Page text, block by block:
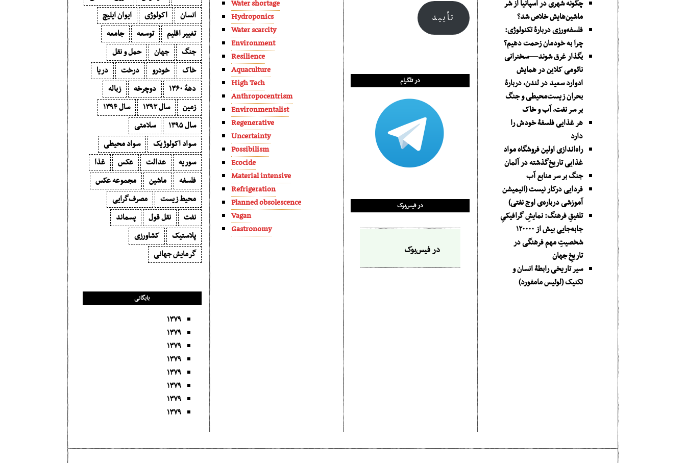
انسان
اکولوژی
ایوان ایلیچ
تغییر اقلیم
توسعه
جامعه
جنگ
جهان
حمل و نقل
خاک
خودرو درخت
دریا
دههٔ ۱‍۳۶۰
دوچرخه
زباله
زمین
سال ۱۳۹۳
سال ۱۳۹۴
سال ۱۳۹۵
سلامتی
سواد اکولوژیک
سواد محیطی
سوریه
عدالت عکس
غذا
فلسفه
ماشین
مجموعه عکس
محیط زیست
مصرف‌گرایی‬
نفت
نقل قول
پسماند
پلاستیک
کشاورزی
گرمایش جهانی
بایگانی
۱۳۷۹
۱۳۷۹
۱۳۷۹
۱۳۷۹
۱۳۷۹
۱۳۷۹
۱۳۷۹
۱۳۷۹
Water shortage
Hydroponics
Water scarcity
Environment
Resilience
Aquaculture
High Tech
Anthropocentrism
Environmentalist
Regenerative
Uncertainty
Possibilism
Ecocide
Material intensive
Refrigeration
Planned obsolescence
Vagan
Gastronomy
تأیید
در تلگرام
در فیس‌بوک
در فیس‌بوک
چگونه شهری در اسپانیا از شر
ماشین‌هایش خلاص شد؟
فلسفه‌ورزی دربارهٔ تکنولوژی:
چرا به خودمان زحمت دهیم؟
بگذار غرق شوند—سخنرانی
نائومی کلاین در همایش
ادوارد سعید در لندن، دربارۀ
بحران زیست‌محیطی و جنگ
بر سر نفت، آب و خاک
هر غذایی فلسفۀ خودش را
دارد
راه‌اندازی اولین فروشگاه مواد
غذایی تاریخ‌گذشته در آلمان
جنگ بر سر منابع آب
فردایی درکار نیست (انیمیشن
آموزشی درباره‌ی اوج نفتی)
تلفیقِ فرهنگ: نمایشِ گرافیکیِ
جا‌به‌جایی بیش از ۱۲۰۰۰۰
شخصیتِ مهم فرهنگی در
تاریخِ جهان
سیر تاریخی رابطۀ انسان و
تکنیک (لوئیس مامفورد)